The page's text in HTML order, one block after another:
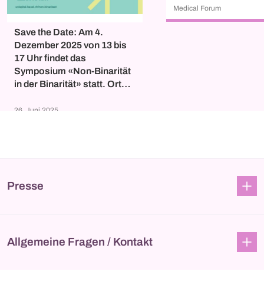
Save the Date: Am 4.
Dezember 2025 von 13 bis
17 Uhr findet das
Symposium «Non-Binarität
in der Binarität» statt. Ort
Museum Klingental, Unterer
26. Juni 2025,
Medical Forum
Presse
Allgemeine Fragen / Kontakt